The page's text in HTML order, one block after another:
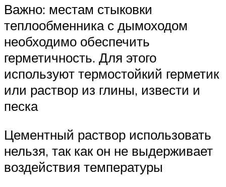
Важно: местам стыковки
теплообменника с дымоходом
необходимо обеспечить
герметичность. Для этого
используют термостойкий герметик
или раствор из глины, извести и
песка
Цементный раствор использовать
нельзя, так как он не выдерживает
воздействия температуры